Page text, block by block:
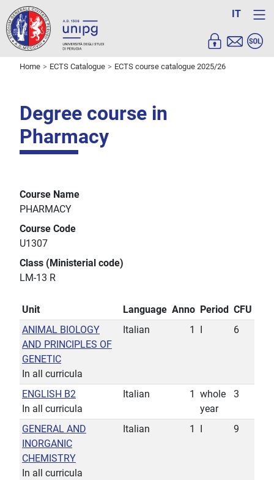
IT
Home ECTS Catalogue ECTS course catalogue 2025/26
Degree course in
Pharmacy
Course Name
PHARMACY
Course Code
U1307
Class (Ministerial code)
LM-13 R
Unit Language Anno Period CFU
ANIMAL BIOLOGY
AND PRINCIPLES OF
GENETIC
In all curricula
Italian 1 6
ENGLISH B2
In all curricula
Italian 1
whole
year
3
GENERAL AND
INORGANIC
CHEMISTRY
In all curricula
Italian 1 9